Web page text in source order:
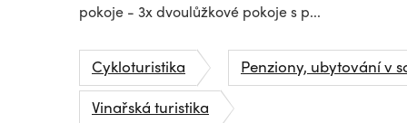
pokoje - 3x dvoulůžkové pokoje s p...
Cykloturistika
Penziony, ubytování v
Vinařská turistika